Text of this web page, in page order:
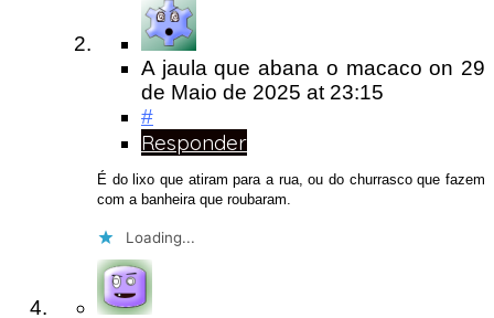
A jaula que abana o macaco on 29
de Maio de 2025 at 23:15
#
Responder
É do lixo que atiram para a rua, ou do churrasco que fazem
com a banheira que roubaram.
Loading...